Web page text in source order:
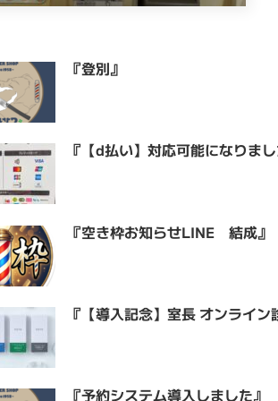
『登別』
『【d払い】対応可能になりまし
『空き枠お知らせLINE 結成』
『【導入記念】室長 オンライン
『予約システム導入しました』